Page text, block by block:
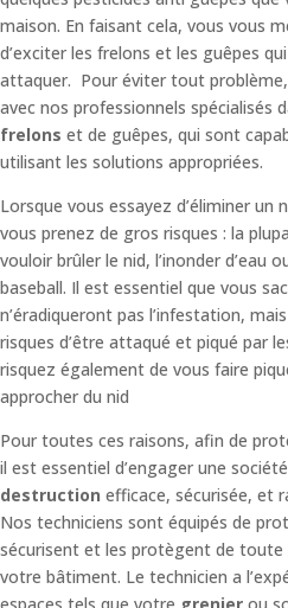
maison. En faisant cela, vous vous
d’exciter les frelons et les guêpes
attaquer. Pour éviter tout
avec nos professionnels spécialisés
frelons et de guêpes, qui sont
utilisant les solutions appropriées.
Lorsque vous essayez d’éliminer un
vous prenez de gros risques : la
vouloir brûler le nid, l’inonder d’eau
baseball. Il est essentiel que vous
n’éradiqueront pas l’infestation,
risques d’être attaqué et piqué par
risquez également de vous faire
approcher du nid
Pour toutes ces raisons, afin de
il est essentiel d’engager une
destruction efficace, sécurisée, et
Nos techniciens sont équipés de
sécurisent et les protègent de toute
votre bâtiment. Le technicien a
espaces tels que votre grenier ou